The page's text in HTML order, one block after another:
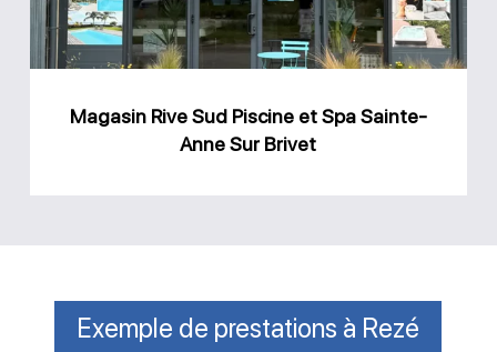
Spa
Sainte-
Sur
Magasin Rive Sud Piscine et Spa Sainte-
Anne Sur Brivet
Exemple de prestations à Rezé